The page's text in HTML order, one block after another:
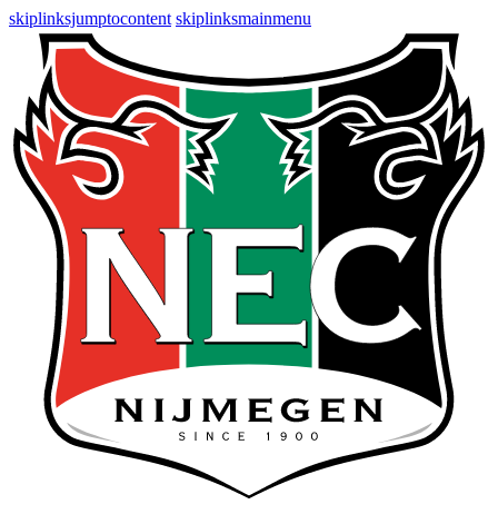
skiplinksjumptocontent skiplinksmainmenu